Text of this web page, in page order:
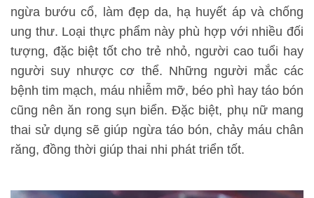
ngừa bướu cổ, làm đẹp da, hạ huyết áp và chống
ung thư. Loại thực phẩm này phù hợp với nhiều đối
tượng, đặc biệt tốt cho trẻ nhỏ, người cao tuổi hay
người suy nhược cơ thể. Những người mắc các
bệnh tim mạch, máu nhiễm mỡ, béo phì hay táo bón
cũng nên ăn rong sụn biển. Đặc biệt, phụ nữ mang
thai sử dụng sẽ giúp ngừa táo bón, chảy máu chân
răng, đồng thời giúp thai nhi phát triển tốt.